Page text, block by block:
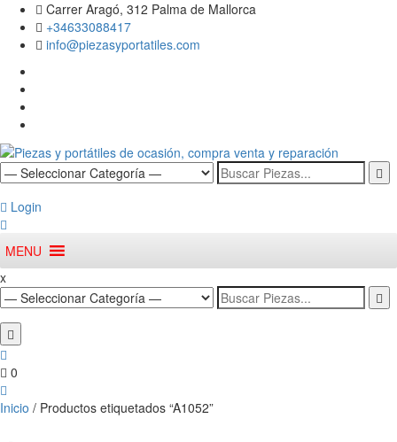
Skip
content
Carrer Aragó, 312 Palma de Mallorca
+34633088417
info@piezasyportatiles.com
Piezas y portátiles de ocasión,
compra venta y reparación
Todo lo que necesitas para reparar tu portatil, Pantallas, Teclas,
Teclados, Baterías, Carcasas, Placas, Gráficas, Procesadores,
Ventiladores
Search
for:
Login
Menu
MENU
x
Search
for:
0
Inicio / Productos etiquetados “A1052”